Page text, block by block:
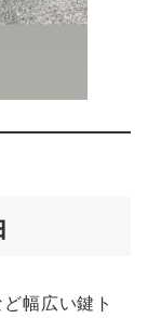
幅広い鍵ト